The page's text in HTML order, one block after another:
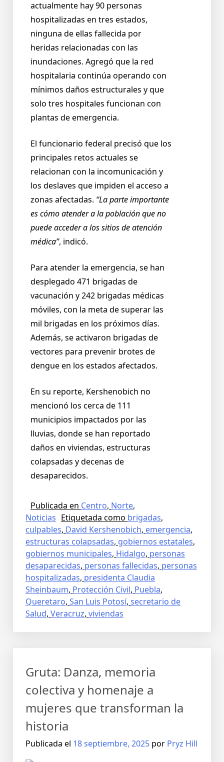
actualmente hay 90 personas
hospitalizadas en tres estados,
ninguna de ellas fallecida por
heridas relacionadas con las
inundaciones. Agregó que la red
hospitalaria continúa operando con
mínimos daños estructurales y que
solo tres hospitales funcionan con
plantas de emergencia.
El funcionario federal precisó que los
principales retos actuales se
relacionan con la incomunicación y
los deslaves que impiden el acceso a
zonas afectadas. “La parte importante
es cómo atender a la población que no
puede acceder a los sitios de atención
médica”, indicó.
Para atender la emergencia, se han
desplegado 471 brigadas de
vacunación y 242 brigadas médicas
móviles, con la meta de superar las
mil brigadas en los próximos días.
Además, se activaron brigadas de
vectores para prevenir brotes de
dengue en los estados afectados.
En su reporte, Kershenobich no
mencionó los cerca de 111
municipios impactados por las
lluvias, donde se han reportado
daños en viviendas, estructuras
colapsadas y decenas de
desaparecidos.
Publicada en Centro, Norte,
Noticias Etiquetada como brigadas,
culpables, David Kershenobich, emergencia,
estructuras colapsadas, gobiernos estatales,
gobiernos municipales, Hidalgo, personas
desaparecidas, personas fallecidas, personas
hospitalizadas, presidenta Claudia
Sheinbaum, Protección Civil, Puebla,
Queretaro, San Luis Potosí, secretario de
Salud, Veracruz, viviendas
Gruta: Danza, memoria
colectiva y homenaje a
mujeres que transforman la
historia
Publicada el 18 septiembre, 2025 por Pryz Hill